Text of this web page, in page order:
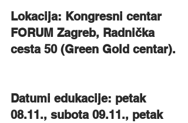
Lokacija: Kongresni centar
FORUM Zagreb, Radnička
cesta 50 (Green Gold centar).
Datumi edukacije: petak
08.11., subota 09.11., petak